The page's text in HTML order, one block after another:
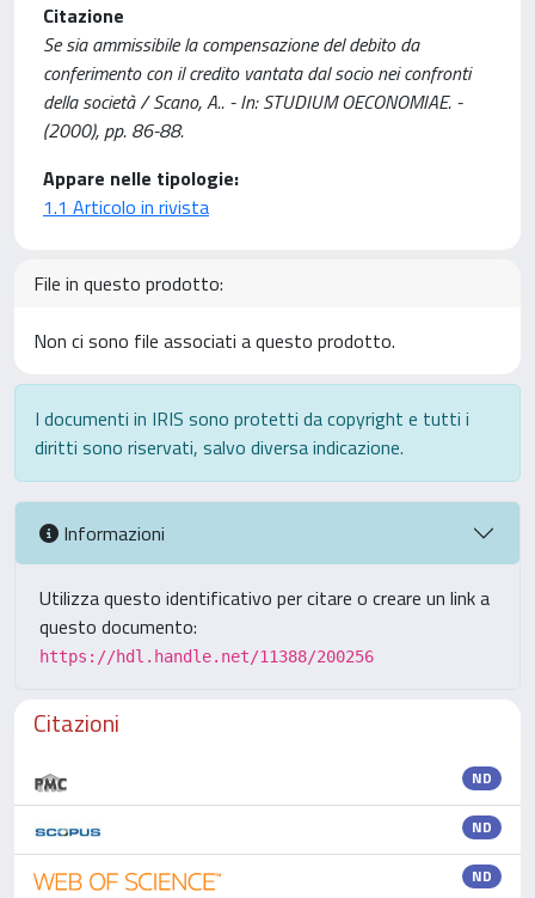
Citazione
Se sia ammissibile la compensazione del debito da
conferimento con il credito vantata dal socio nei confronti
della società / Scano, A.. - In: STUDIUM OECONOMIAE. -
(2000), pp. 86-88.
Appare nelle tipologie:
1.1 Articolo in rivista
File in questo prodotto:
Non ci sono file associati a questo prodotto.
I documenti in IRIS sono protetti da copyright e tutti i
diritti sono riservati, salvo diversa indicazione.
Informazioni
Utilizza questo identificativo per citare o creare un link a
questo documento:
https://hdl.handle.net/11388/200256
Citazioni
ND
ND
ND